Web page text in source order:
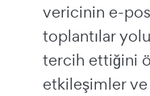
vericinin e-
toplantılar
tercih ettiğini
etkileşimler